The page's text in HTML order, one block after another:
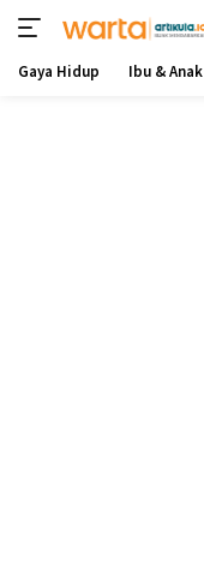
Gaya Hidup Ibu & Anak